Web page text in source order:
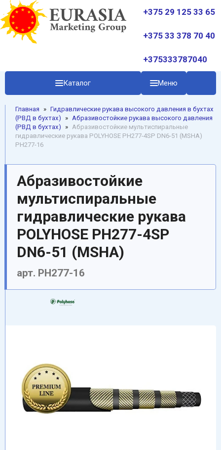
+375 29 125 33 65
+375 33 378 70 40
+375333787040
Каталог Меню
Главная » Гидравлические рукава высокого давления в бухтах
(РВД в бухтах)
» Абразивостойкие рукава высокого давления
(РВД в бухтах)
» Абразивостойкие мультиспиральные
гидравлические рукава POLYHOSE PH277-4SP DN6-51 (MSHA)
PH277-16
Абразивостойкие
мультиспиральные
гидравлические рукава
POLYHOSE PH277-4SP
DN6-51 (MSHA)
арт. PH277-16